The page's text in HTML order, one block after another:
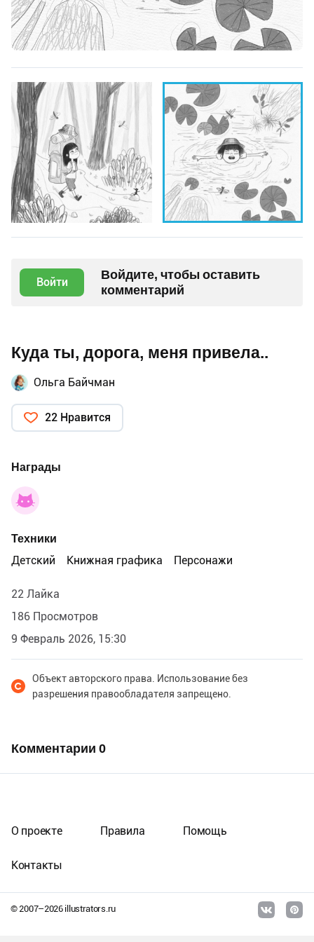
Войти
Войдите, чтобы оставить
комментарий
Куда ты, дорога, меня привела..
Ольга Байчман
22 Нравится
Награды
Техники
Детский
Книжная графика Персонажи
22 Лайка
186 Просмотров
9 Февраль 2026, 15:30
Объект авторского права. Использование без
разрешения правообладателя запрещено.
Комментарии 0
© 2007–2026illustrators.ru
О проекте Правила Помощь
Контакты